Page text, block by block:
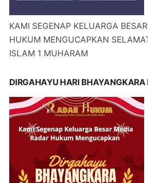
KAMI SEGENAP KELUARGA
HUKUM MENGUCAPKAN
ISLAM 1 MUHARAM
DIRGAHAYU HARI BHAYANGKARA